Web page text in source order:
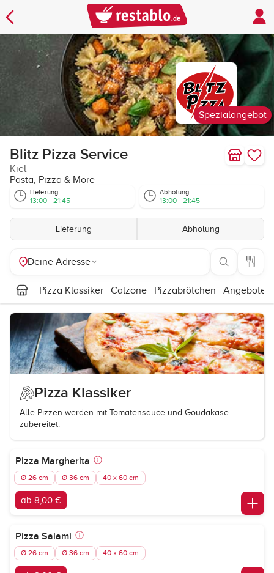
Spezialangebot
Blitz Pizza Service
Kiel
Pasta, Pizza & More
Lieferung
13:00 - 21:45
Abholung
13:00 - 21:45
Lieferung Abholung
Deine Adresse
Pizza Klassiker Calzone Pizzabrötchen Angebote
Pizza Klassiker
Alle Pizzen werden mit Tomatensauce und Goudakäse
zubereitet.
Pizza Margherita
Ø 26 cm Ø 36 cm 40 x 60 cm
ab 8,00 €
Pizza Salami
Ø 26 cm Ø 36 cm 40 x 60 cm